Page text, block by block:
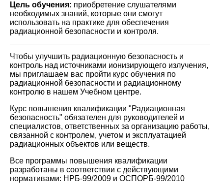
Цель обучения: приобретение слушателями
необходимых знаний, которые они смогут
использовать на практике для обеспечения
радиационной безопасности и контроля.
Чтобы улучшить радиационную безопасность и
контроль над источниками ионизирующего излучения,
мы приглашаем вас пройти курс обучения по
радиационной безопасности и радиационному
контролю в нашем Учебном центре.
Курс повышения квалификации "Радиационная
безопасность" обязателен для руководителей и
специалистов, ответственных за организацию работы,
связанной с контролем, учетом и эксплуатацией
радиационных объектов или веществ.
Все программы повышения квалификации
разработаны в соответствии с действующими
нормативами: НРБ-99/2009 и ОСПОРБ-99/2010